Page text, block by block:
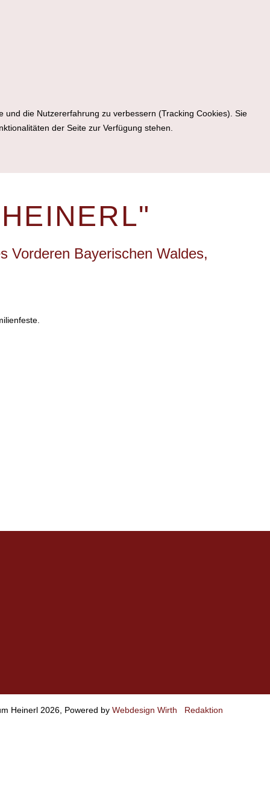
Vorderen Bayerischen Waldes,
Heinerl 2026, Powered byWebdesign Wirth Redaktion
die Nutzererfahrung zu verbessern (Tracking Cookies). Sie
der Seite zur Verfügung stehen.